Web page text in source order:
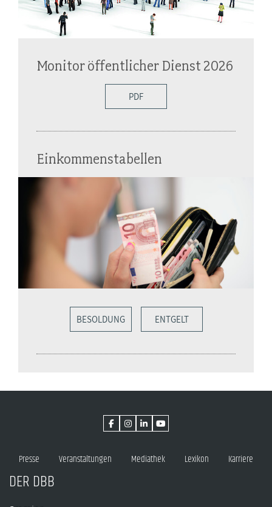
Monitor öffentlicher Dienst 2026
PDF
Einkommenstabellen
BESOLDUNG ENTGELT
Presse Veranstaltungen Mediathek Lexikon Karriere
DER DBB